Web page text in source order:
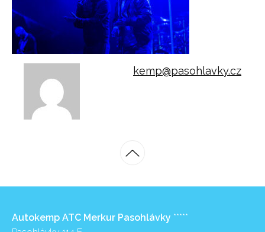
kemp@pasohlavky.cz
Autokemp ATC Merkur Pasohlávky *****